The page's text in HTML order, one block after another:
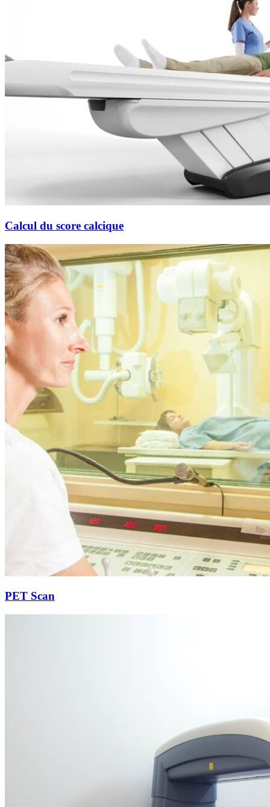
Calcul du score calcique
PET Scan